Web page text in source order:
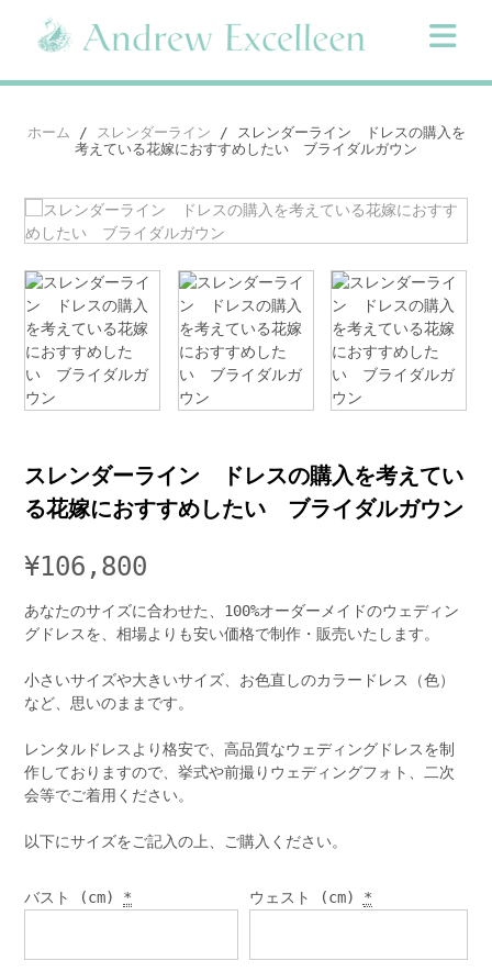
content
ホーム / スレンダーライン / スレンダーライン ドレスの購入を
考えている花嫁におすすめしたい ブライダルガウン
スレンダーライン ドレスの購入を考えてい
る花嫁におすすめしたい ブライダルガウン
¥106,800
あなたのサイズに合わせた、100%オーダーメイドのウェディン
グドレスを、相場よりも安い価格で制作・販売いたします。
小さいサイズや大きいサイズ、お色直しのカラードレス（色）
など、思いのままです。
レンタルドレスより格安で、高品質なウェディングドレスを制
作しておりますので、挙式や前撮りウェディングフォト、二次
会等でご着用ください。
以下にサイズをご記入の上、ご購入ください。
バスト (cm) * ウェスト (cm) *